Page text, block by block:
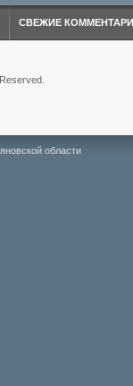
СВЕЖИЕ
области